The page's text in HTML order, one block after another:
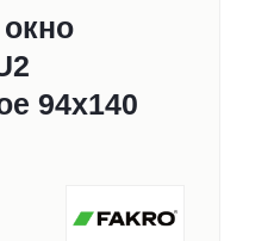
94x140